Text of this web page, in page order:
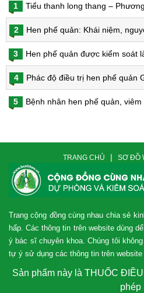
1 Tiểu thanh long thang –
2 Hen phế quản: Khái niệm, nguyên nhân, triệu chứng, đối
3 Hen phế quản được kiểm soát là
4 Phác độ điều trị hen phế quản
5 Bệnh nhân hen phế quản, viêm phế quản
TRANG CHỦ | SƠ ĐỒ
Trang cộng đồng cùng nhau chia sẻ
hấp. Các thông tin trên website dùng
ý bác sĩ chuyên khoa. Chúng tôi
tự ý sử dụng các thông tin trên website
Sản phẩm này là THUỐC
phép